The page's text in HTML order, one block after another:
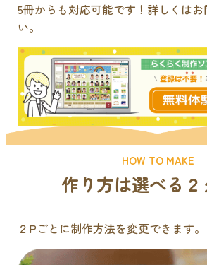
5冊からも対応可能です！詳しくは
い。
HOW TO MAKE
作り方は選べる
２Pごとに制作方法を変更できます。